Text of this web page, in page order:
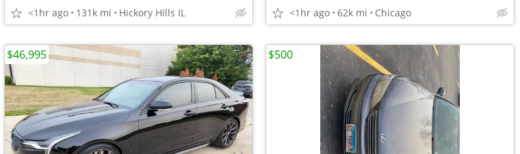
<1hr ago 131k mi Hickory Hills IL <1hr ago 62k mi Chicago
$46,995 $500